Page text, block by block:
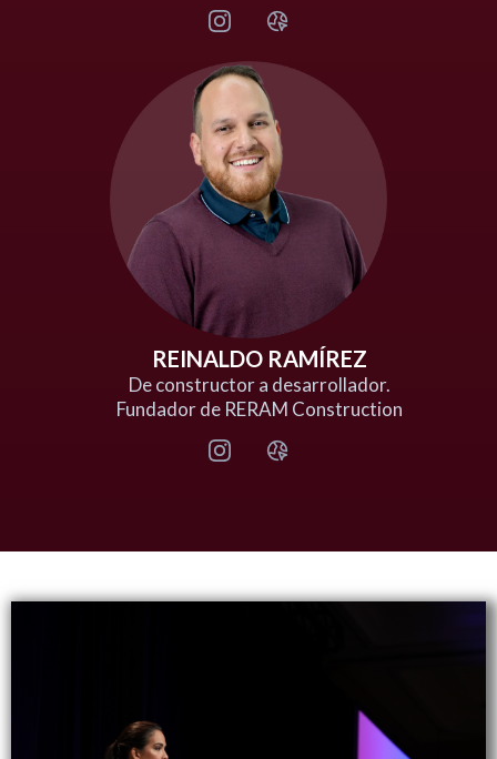
REINALDO RAMÍREZ
De constructor a desarrollador.
Fundador de RERAM Construction